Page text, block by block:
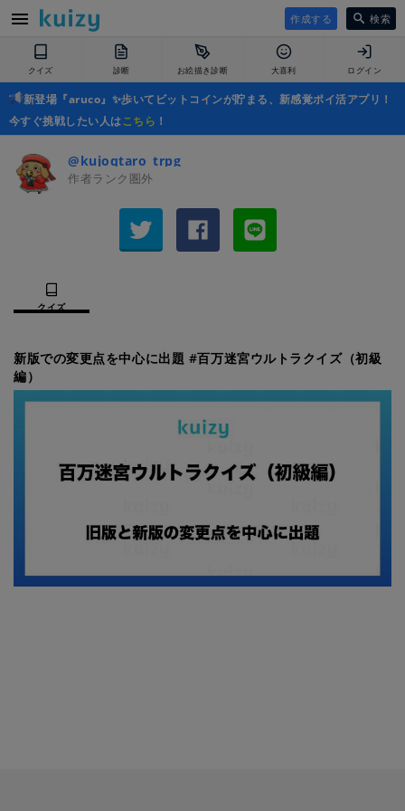
作成する 検索
クイズ 診断 お絵描き診断 大喜利 ログイン
新登場『aruco』✨歩いてビットコインが貯まる、新感覚ポイ活アプリ！
今すぐ挑戦したい人はこちら ！
@kujoqtaro_trpg
作者ランク圏外
クイズ
新版での変更点を中心に出題 #百万迷宮ウルトラクイズ（初級
編）